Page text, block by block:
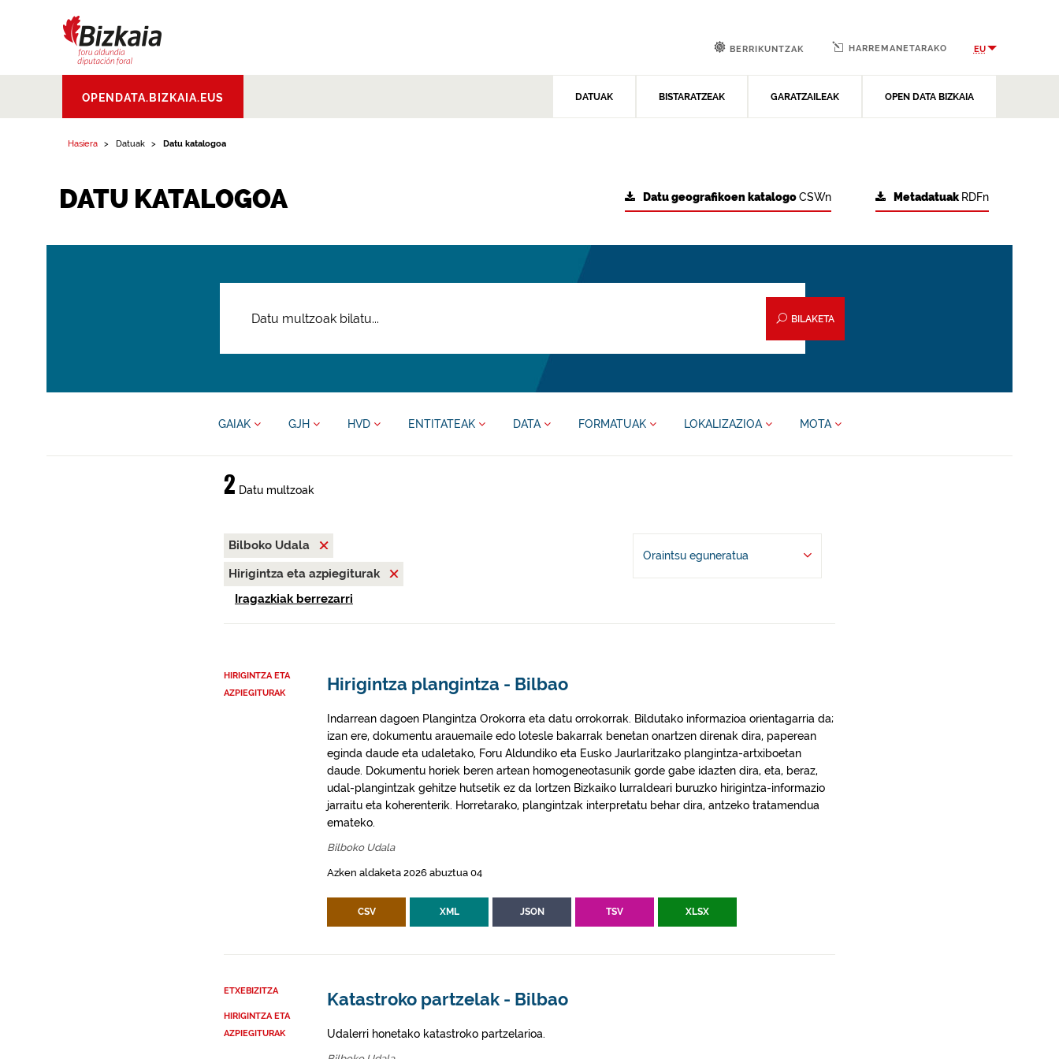
Aldundia.Diputacion
Foral de Bizkaia
OPENDATA.BIZKAIA.EUS DATUAK BISTARATZEAK GARATZAILEAK OPEN DATA BIZKAIA
BERRIKUNTZAK HARREMANETARAKO EU
Hasiera Datuak Datu katalogoa
DATU KATALOGOA Metadatuak RDFn
Datu geografikoen katalogoCSWn
BILAKETA
GAIAK GJH HVD ENTITATEAK DATA FORMATUAK LOKALIZAZIOA MOTA
2 Datu multzoak
Bilboko Udala
Hirigintza eta azpiegiturak
Iragazkiak berrezarri
Oraintsu eguneratua
HIRIGINTZA ETA
AZPIEGITURAK
Hirigintza plangintza - Bilbao
Indarrean dagoen Plangintza Orokorra eta datu orrokorrak. Bildutako informazioa orientagarria da;
izan ere, dokumentu arauemaile edo lotesle bakarrak benetan onartzen direnak dira, paperean
eginda daude eta udaletako, Foru Aldundiko eta Eusko Jaurlaritzako plangintza-artxiboetan
daude. Dokumentu horiek beren artean homogeneotasunik gorde gabe idazten dira, eta, beraz,
udal-plangintzak gehitze hutsetik ez da lortzen Bizkaiko lurraldeari buruzko hirigintza-informazio
jarraitu eta koherenterik. Horretarako, plangintzak interpretatu behar dira, antzeko tratamendua
emateko.
Bilboko Udala
Azken aldaketa 2026 abuztua 04
CSV XML JSON TSV XLSX
ETXEBIZITZA
HIRIGINTZA ETA
AZPIEGITURAK
Katastroko partzelak - Bilbao
Udalerri honetako katastroko partzelarioa.